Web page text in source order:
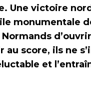
Une victoire
monumentale
au score, ils ne
et